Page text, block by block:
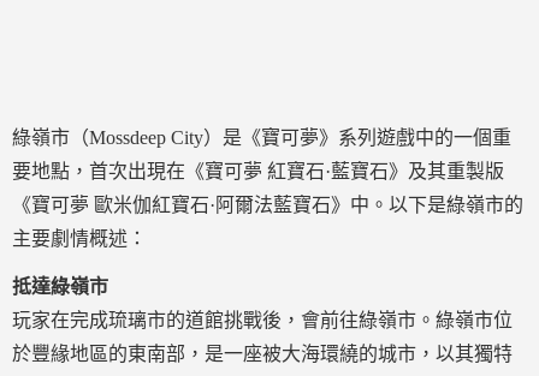
綠嶺市（Mossdeep City）是《寶可夢》系列遊戲中的一個重
要地點，首次出現在《寶可夢 紅寶石·藍寶石》及其重製版
《寶可夢 歐米伽紅寶石·阿爾法藍寶石》中。以下是綠嶺市的
主要劇情概述：
抵達綠嶺市
玩家在完成琉璃市的道館挑戰後，會前往綠嶺市。綠嶺市位
於豐緣地區的東南部，是一座被大海環繞的城市，以其獨特